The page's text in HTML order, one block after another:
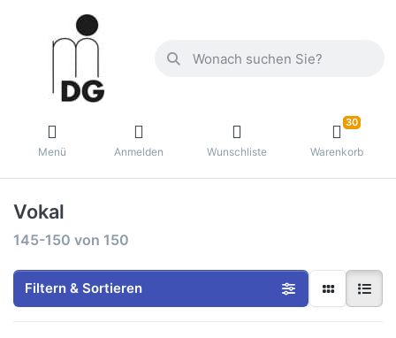
Menü Anmelden Wunschliste
30
Warenkorb
Vokal
145-150 von 150
Filtern & Sortieren